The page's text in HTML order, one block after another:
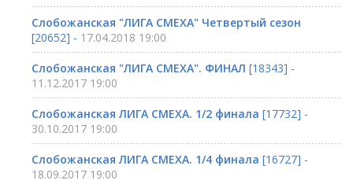
Слобожанская "ЛИГА СМЕХА" Четвертый сезон
[20652] - 17.04.2018 19:00
Слобожанская "ЛИГА СМЕХА". ФИНАЛ [18343] -
11.12.2017 19:00
Слобожанская ЛИГА СМЕХА. 1/2 финала [17732] -
30.10.2017 19:00
Слобожанская ЛИГА СМЕХА. 1/4 финала [16727] -
18.09.2017 19:00